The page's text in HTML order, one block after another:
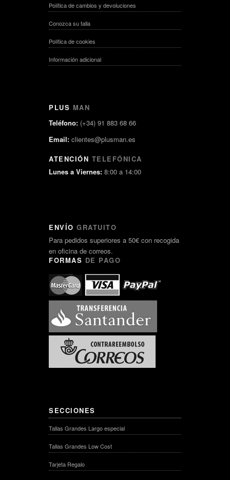
Política de cambios y devoluciones
Conozca su talla
Política de cookies
Información adicional
PLUS MAN
Teléfono: (+34) 91 883 68 66
Email: clientes@plusman.es
ATENCIÓN TELEFÓNICA
Lunes a Viernes: 8:00 a 14:00
ENVÍO GRATUITO
Para pedidos superiores a 50€ con recogida
en oficina de correos.
FORMAS DE PAGO
SECCIONES
Tallas Grandes Largo especial
Tallas Grandes Low Cost
Tarjeta Regalo